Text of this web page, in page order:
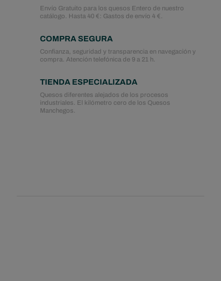
Envío Gratuito para los quesos Entero de nuestro
catálogo. Hasta 40 €: Gastos de envío 4 €.
COMPRA SEGURA
Confianza, seguridad y transparencia en navegación y
compra. Atención telefónica de 9 a 21 h.
TIENDA ESPECIALIZADA
Quesos diferentes alejados de los procesos
industriales. El kilómetro cero de los Quesos
Manchegos.